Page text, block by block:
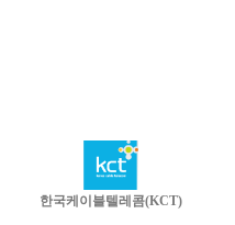
한국케이블텔레콤(KCT)